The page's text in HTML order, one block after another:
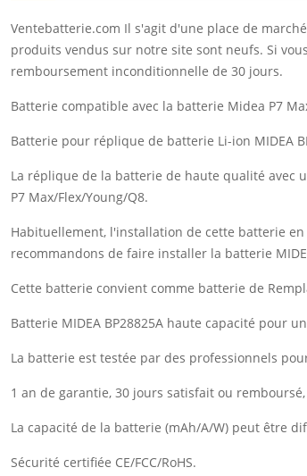
Ventebatterie.com Il s'agit d'une place de
produits vendus sur notre site sont neufs. Si
remboursement inconditionnelle de 30 jours.
Batterie compatible avec la batterie Midea P7
Batterie pour réplique de batterie Li-ion MIDEA
La réplique de la batterie de haute qualité avec
P7 Max/Flex/Young/Q8.
Habituellement, l'installation de cette batterie
recommandons de faire installer la batterie
Cette batterie convient comme batterie de
Batterie MIDEA BP28825A haute capacité pour
La batterie est testée par des professionnels
1 an de garantie, 30 jours satisfait ou
La capacité de la batterie (mAh/A/W) peut être
Sécurité certifiée CE/FCC/RoHS.